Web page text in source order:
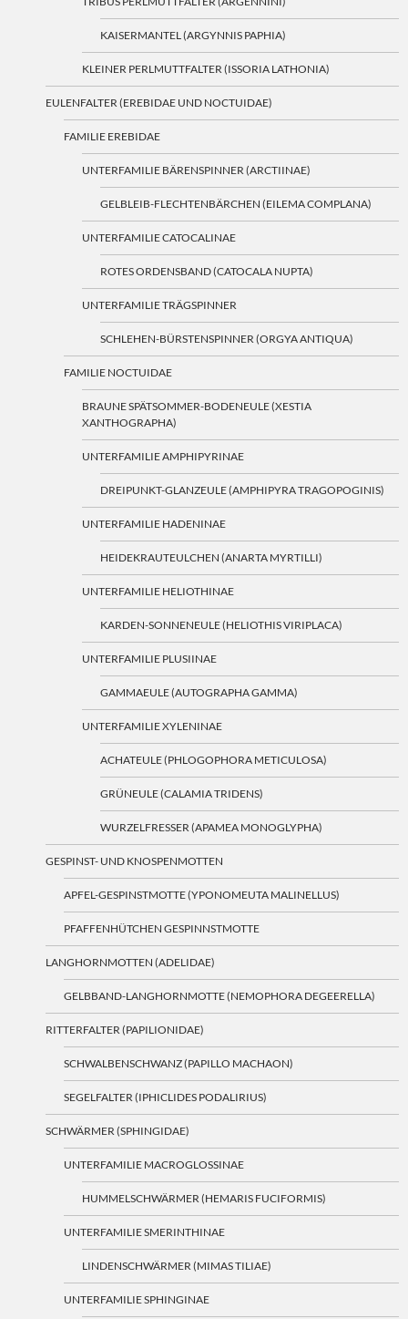
KAISERMANTEL (ARGYNNIS PAPHIA)
KLEINER PERLMUTTFALTER (ISSORIA LATHONIA)
EULENFALTER (EREBIDAE UND NOCTUIDAE)
FAMILIE EREBIDAE
UNTERFAMILIE BÄRENSPINNER (ARCTIINAE)
GELBLEIB-FLECHTENBÄRCHEN (EILEMA COMPLANA)
UNTERFAMILIE CATOCALINAE
ROTES ORDENSBAND (CATOCALA NUPTA)
UNTERFAMILIE TRÄGSPINNER
SCHLEHEN-BÜRSTENSPINNER (ORGYA ANTIQUA)
FAMILIE NOCTUIDAE
BRAUNE SPÄTSOMMER-BODENEULE (XESTIA
XANTHOGRAPHA)
UNTERFAMILIE AMPHIPYRINAE
DREIPUNKT-GLANZEULE (AMPHIPYRA TRAGOPOGINIS)
UNTERFAMILIE HADENINAE
HEIDEKRAUTEULCHEN (ANARTA MYRTILLI)
UNTERFAMILIE HELIOTHINAE
KARDEN-SONNENEULE (HELIOTHIS VIRIPLACA)
UNTERFAMILIE PLUSIINAE
GAMMAEULE (AUTOGRAPHA GAMMA)
UNTERFAMILIE XYLENINAE
ACHATEULE (PHLOGOPHORA METICULOSA)
GRÜNEULE (CALAMIA TRIDENS)
WURZELFRESSER (APAMEA MONOGLYPHA)
GESPINST- UND KNOSPENMOTTEN
APFEL-GESPINSTMOTTE (YPONOMEUTA MALINELLUS)
PFAFFENHÜTCHEN GESPINNSTMOTTE
LANGHORNMOTTEN (ADELIDAE)
GELBBAND-LANGHORNMOTTE (NEMOPHORA DEGEERELLA)
RITTERFALTER (PAPILIONIDAE)
SCHWALBENSCHWANZ (PAPILLO MACHAON)
SEGELFALTER (IPHICLIDES PODALIRIUS)
SCHWÄRMER (SPHINGIDAE)
UNTERFAMILIE MACROGLOSSINAE
HUMMELSCHWÄRMER (HEMARIS FUCIFORMIS)
UNTERFAMILIE SMERINTHINAE
LINDENSCHWÄRMER (MIMAS TILIAE)
UNTERFAMILIE SPHINGINAE